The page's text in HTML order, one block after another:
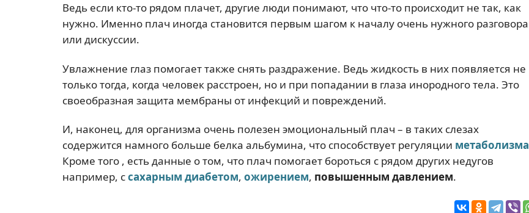
Ведь если кто-то рядом плачет, другие люди понимают, что что-то происходит не так, как
нужно. Именно плач иногда становится первым шагом к началу очень нужного разговора
или дискуссии.
Увлажнение глаз помогает также снять раздражение. Ведь жидкость в них появляется не
только тогда, когда человек расстроен, но и при попадании в глаза инородного тела. Это
своеобразная защита мембраны от инфекций и повреждений.
И, наконец, для организма очень полезен эмоциональный плач – в таких слезах
содержится намного больше белка альбумина, что способствует регуляции метаболизма
Кроме того , есть данные о том, что плач помогает бороться с рядом других недугов
например, ссахарным диабетом, ожирением, повышенным давлением.